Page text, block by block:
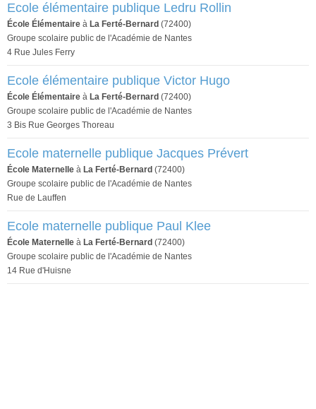
Ecole élémentaire publique Ledru Rollin
École Élémentaire à La Ferté-Bernard (72400)
Groupe scolaire public de l'Académie de Nantes
4 Rue Jules Ferry
Ecole élémentaire publique Victor Hugo
École Élémentaire à La Ferté-Bernard (72400)
Groupe scolaire public de l'Académie de Nantes
3 Bis Rue Georges Thoreau
Ecole maternelle publique Jacques Prévert
École Maternelle à La Ferté-Bernard (72400)
Groupe scolaire public de l'Académie de Nantes
Rue de Lauffen
Ecole maternelle publique Paul Klee
École Maternelle à La Ferté-Bernard (72400)
Groupe scolaire public de l'Académie de Nantes
14 Rue d'Huisne